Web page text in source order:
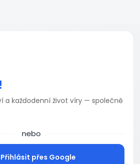
a každodenní život víry — společně
nebo
Přihlásit přes Google